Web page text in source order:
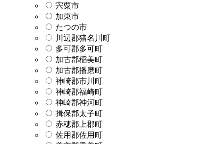
宍粟市
加東市
たつの市
川辺郡猪名川町
多可郡多可町
加古郡稲美町
加古郡播磨町
神崎郡市川町
神崎郡福崎町
神崎郡神河町
揖保郡太子町
赤穂郡上郡町
佐用郡佐用町